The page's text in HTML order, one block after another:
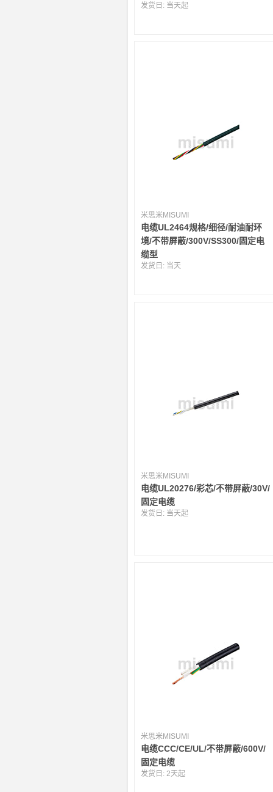
发货日: 当天起
米思米MISUMI
电缆UL2464规格/细径/耐油耐环
境/不带屏蔽/300V/SS300/固定电
缆型
发货日: 当天
米思米MISUMI
电缆UL20276/彩芯/不带屏蔽/30V/
固定电缆
发货日: 当天起
米思米MISUMI
电缆CCC/CE/UL/不带屏蔽/600V/
固定电缆
发货日:2天起